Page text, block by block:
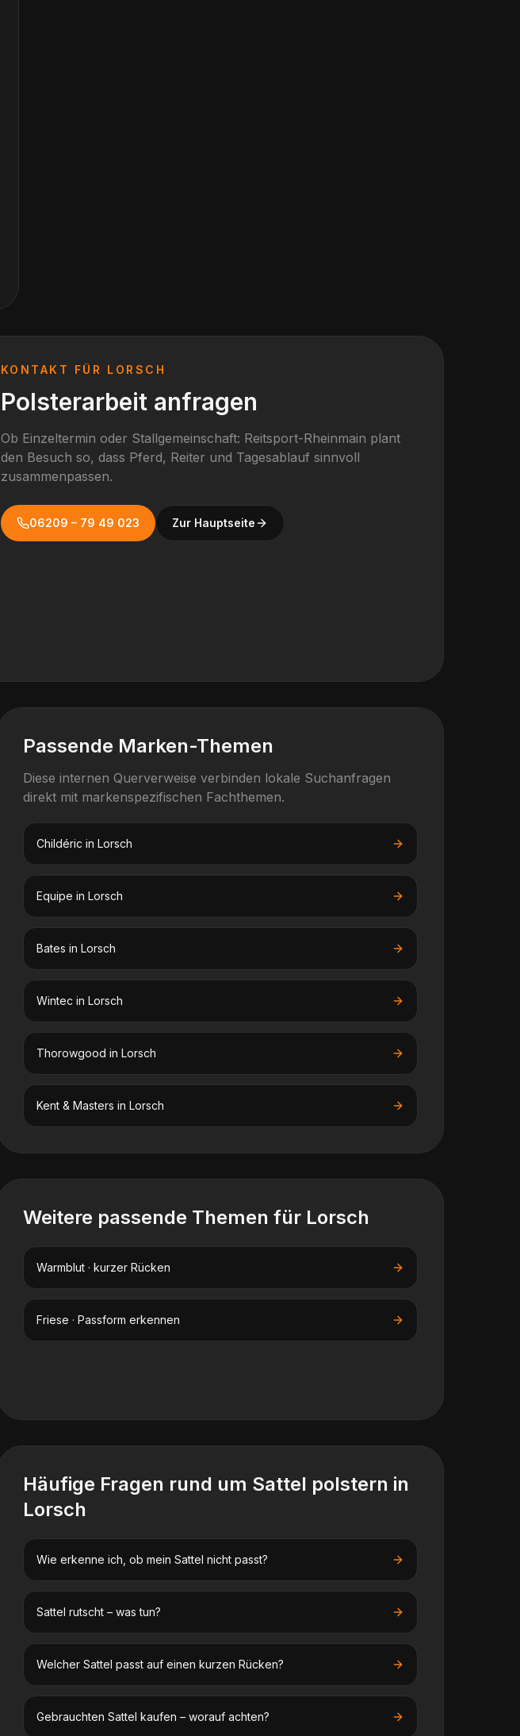
KONTAKT FÜR LORSCH
Polsterarbeit anfragen
Ob Einzeltermin oder Stallgemeinschaft: Reitsport-Rheinmain plant
den Besuch so, dass Pferd, Reiter und Tagesablauf sinnvoll
zusammenpassen.
06209 – 79 49 023 Zur Hauptseite
Passende Marken-Themen
Diese internen Querverweise verbinden lokale Suchanfragen
direkt mit markenspezifischen Fachthemen.
Childéric in Lorsch
Equipe in Lorsch
Bates in Lorsch
Wintec in Lorsch
Thorowgood in Lorsch
Kent & Masters in Lorsch
Weitere passende Themen für Lorsch
Warmblut · kurzer Rücken
Friese · Passform erkennen
Häufige Fragen rund um Sattel polstern in
Lorsch
Wie erkenne ich, ob mein Sattel nicht passt?
Sattel rutscht – was tun?
Welcher Sattel passt auf einen kurzen Rücken?
Gebrauchten Sattel kaufen – worauf achten?